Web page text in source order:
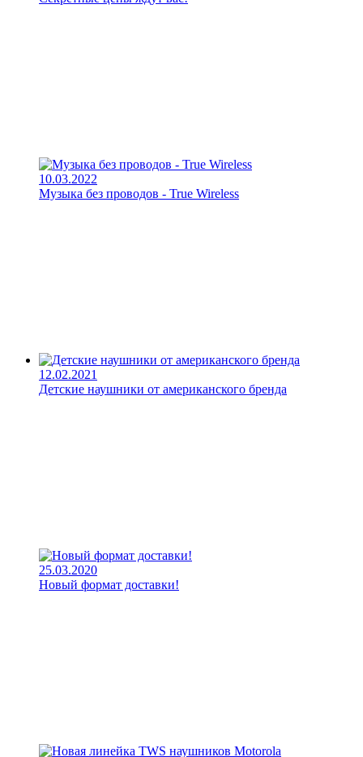
10.03.2022
Музыка без проводов - True Wireless
12.02.2021
Детские наушники от американского бренда
25.03.2020
Новый формат доставки!